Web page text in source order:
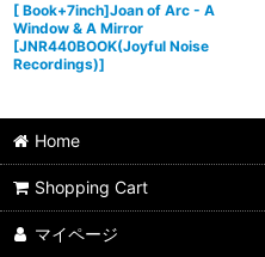
[ Book+7inch]Joan of Arc - A
Window & A Mirror
[JNR440BOOK(Joyful Noise
Recordings)]
Home
Shopping Cart
マイページ